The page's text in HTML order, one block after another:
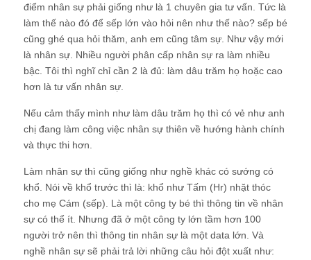
điểm nhân sự phải giống như là 1 chuyên gia tư vấn. Tức là
làm thế nào đó để sếp lớn vào hỏi nên như thế nào? sếp bé
cũng ghé qua hỏi thăm, anh em cũng tâm sự. Như vậy mới
là nhân sự. Nhiều người phân cấp nhân sự ra làm nhiều
bậc. Tôi thì nghĩ chỉ cần 2 là đủ: làm dâu trăm họ hoặc cao
hơn là tư vấn nhân sự.
Nếu cảm thấy mình như làm dâu trăm họ thì có vẻ như anh
chị đang làm công việc nhân sự thiên về hướng hành chính
và thực thi hơn.
Làm nhân sự thì cũng giống như nghề khác có sướng có
khổ. Nói về khổ trước thì là: khổ như Tấm (Hr) nhặt thóc
cho mẹ Cám (sếp). Là một công ty bé thì thông tin về nhân
sự có thể ít. Nhưng đã ở một công ty lớn tầm hơn 100
người trở nên thì thông tin nhân sự là một data lớn. Và
nghề nhân sự sẽ phải trả lời những câu hỏi đột xuất như: